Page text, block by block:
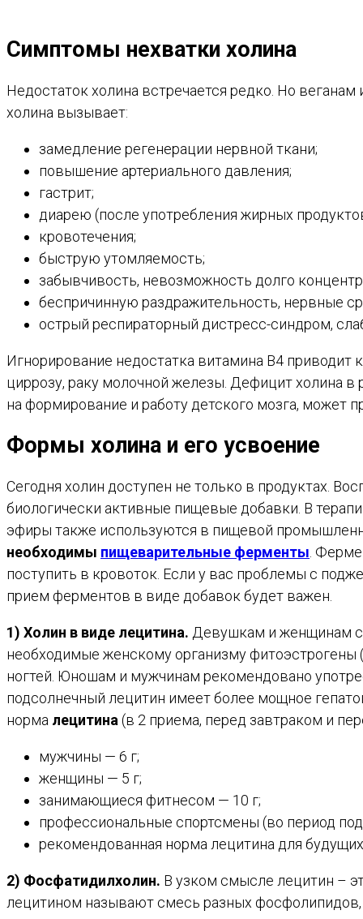
Симптомы нехватки холина
Недостаток холина встречается редко. Но
холина вызывает:
замедление регенерации нервной ткани;
повышение артериального давления;
гастрит;
диарею (после употребления жирных
кровотечения;
быструю утомляемость;
забывчивость, невозможность долго
беспричинную раздражительность, нервные
острый респираторный дистресс-синдром,
Игнорирование недостатка витамина B4
циррозу, раку молочной железы. Дефицит холина в
на формирование и работу детского мозга, может
Формы холина и его усвоение
Сегодня холин доступен не только в продуктах.
биологически активные пищевые добавки. В
эфиры также используются в пищевой
необходимы пищеварительные ферменты.
поступить в кровоток. Если у вас проблемы с
прием ферментов в виде добавок будет важен.
1) Холин в виде лецитина. Девушкам и женщинам
необходимые женскому организму
ногтей. Юношам и мужчинам рекомендовано
подсолнечный лецитин имеет более мощное
норма лецитина(в 2 приема, перед завтраком и
мужчины — 6 г;
женщины — 5 г;
занимающиеся фитнесом — 10 г;
профессиональные спортсмены (во период
рекомендованная норма лецитина для
2) Фосфатидилхолин. В узком смысле лецитин –
лецитином называют смесь разных